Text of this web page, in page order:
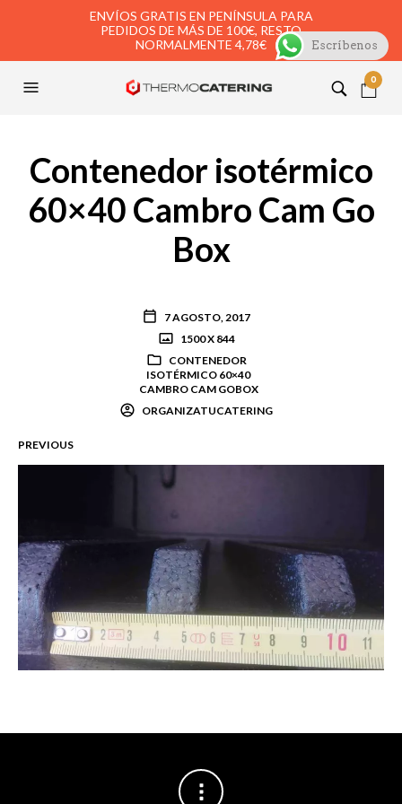
ENVÍOS GRATIS EN PENÍNSULA PARA
PEDIDOS DE MÁS DE 100€, RESTO
NORMALMENTE 4,78€
0
Contenedor isotérmico
60×40 Cambro Cam Go
Box
7 AGOSTO, 2017
1500 X 844
CONTENEDOR
ISOTÉRMICO 60×40
CAMBRO CAM GOBOX
ORGANIZATUCATERING
PREVIOUS
Escríbenos